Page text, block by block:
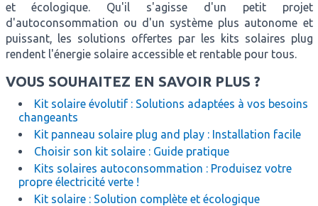
et écologique. Qu'il s'agisse d'un petit projet
d'autoconsommation ou d'un système plus autonome et
puissant, les solutions offertes par les kits solaires plug
rendent l'énergie solaire accessible et rentable pour tous.
VOUS SOUHAITEZ EN SAVOIR PLUS ?
Kit solaire évolutif : Solutions adaptées à vos besoins
changeants
Kit panneau solaire plug and play : Installation facile
Choisir son kit solaire : Guide pratique
Kits solaires autoconsommation : Produisez votre
propre électricité verte !
Kit solaire : Solution complète et écologique